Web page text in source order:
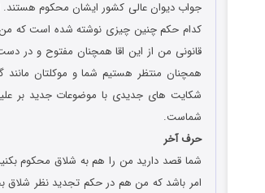
کدام حکم چنین چیزی نوشته شده است که من
قانونی من از این اقا همچنان مفتوح و در
همچنان منتظر هستیم شما و موکلتان مانند
شکایت های جدیدی با موضوعات جدید بر
شماست.
حرف آخر
شما قصد دارید من را هم به شلاق محکوم
امر باشد که من هم در حکم تجدید نظر شلاق